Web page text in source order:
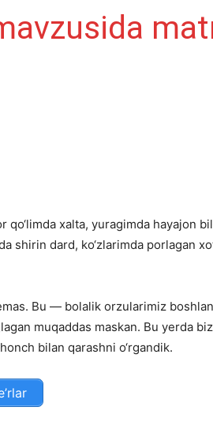
qo‘limda xalta, yuragimda hayajon
shirin dard, ko‘zlarimda porlagan
Bu — bolalik orzularimiz
muqaddas maskan. Bu yerda
bilan qarashni o‘rgandik.